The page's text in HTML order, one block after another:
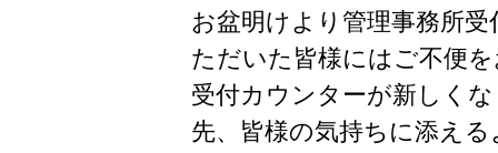
お盆明けより管理事務所
ただいた皆様にはご不便
受付カウンターが新しく
先、皆様の気持ちに添え